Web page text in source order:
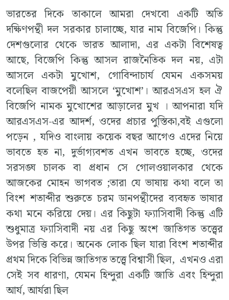
ভারতের দিকে তাকালে আমরা দেখবো একটি অতি
দক্ষিণপন্থী দল সরকার চালাচ্ছে, যার নাম বিজেপি। কিন্তু
দেশগুলোর থেকে ভারত আলাদা, এর একটা বিশেষত্ব
আছে, বিজেপি কিন্তু আসল রাজনৈতিক দল নয়, এটা
আসলে একটা মুখোশ, গোবিন্দাচার্য যেমন একসময়
বলেছিল বাজপেয়ী আসলে ‘মুখোশ’। আরএসএস হল ঐ
বিজেপি নামক মুখোশের আড়ালের মুখ । আপনারা যদি
আরএসএস-এর আদর্শ, ওদের প্রচার পুস্তিকা,বই এগুলো
পড়েন , যদিও বাংলায় কয়েক বছর আগেও এদের নিয়ে
ভাবতে হত না, দুর্ভাগ্যবশত এখন ভাবতে হচ্ছে, ওদের
সরসঙ্ঘ চালক বা প্রধান সে গোলওয়ালকার থেকে
আজকের মোহন ভাগবত ;তারা যে ভাষায় কথা বলে তা
বিংশ শতাব্দীর শুরুতে চরম ডানপন্থীদের ব্যবহৃত ভাষার
কথা মনে করিয়ে দেয়। এর কিছুটা ফ্যাসিবাদী কিন্তু এটি
শুধুমাত্র ফ্যাসিবাদী নয় এর কিছু অংশ জাতিগত তত্ত্বের
উপর ভিত্তি করে। অনেক লোক ছিল যারা বিংশ শতাব্দীর
প্রথম দিকে বিভিন্ন জাতিগত তত্ত্বে বিশ্বাসী ছিল, এখনও এরা
সেই সব ধারণা, যেমন হিন্দুরা একটি জাতি এবং হিন্দুরা
আর্য, আর্যরা ছিল